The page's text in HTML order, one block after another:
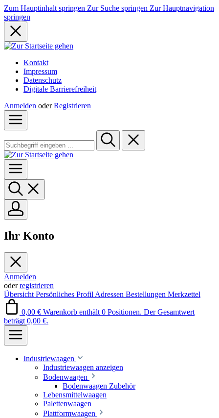
Zum Hauptinhalt springen Zur Suche springen Zur Hauptnavigation
springen
Kontakt
Impressum
Datenschutz
Digitale Barrierefreiheit
Anmelden oder Registrieren
Ihr Konto
Anmelden
oderregistrieren
Übersicht Persönliches Profil Adressen Bestellungen Merkzettel
0,00 € Warenkorb enthält 0 Positionen. Der Gesamtwert
beträgt 0,00 €.
Industriewaagen
Industriewaagen anzeigen
Bodenwaagen
Bodenwaagen Zubehör
Lebensmittelwaagen
Palettenwaagen
Plattformwaagen